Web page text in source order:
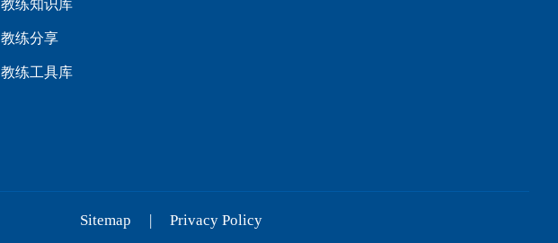
教练知识库
教练分享
教练工具库
Sitemap | Privacy Policy